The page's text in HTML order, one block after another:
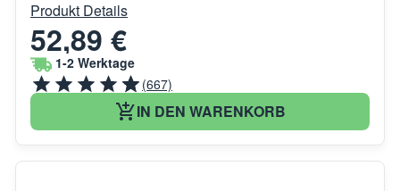
Produkt Details
52,89 €
1-2 Werktage
(667)
IN DEN WARENKORB